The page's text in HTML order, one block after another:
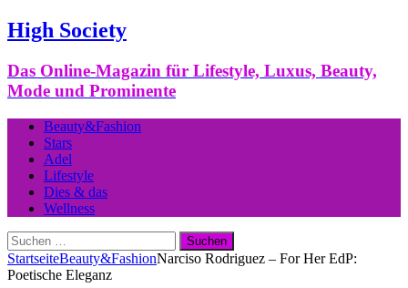
High Society
Das Online-Magazin für Lifestyle, Luxus, Beauty,
Mode und Prominente
Beauty&Fashion
Stars
Adel
Lifestyle
Dies & das
Wellness
Suchen
nach:
StartseiteBeauty&FashionNarciso Rodriguez – For Her EdP:
Poetische Eleganz